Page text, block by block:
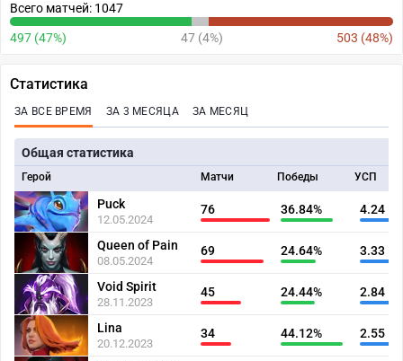
Всего матчей: 1047
497 (47%) 47 (4%) 503 (48%)
Статистика
ЗА ВСЕ ВРЕМЯ ЗА 3 МЕСЯЦА ЗА МЕСЯЦ
Общая статистика
Герой Матчи Победы УСП
Puck
12.05.2024
76 36.84% 4.24
Queen of Pain
08.05.2024
69 24.64% 3.33
Void Spirit
28.11.2023
45 24.44% 2.84
Lina
20.12.2023
34 44.12% 2.55